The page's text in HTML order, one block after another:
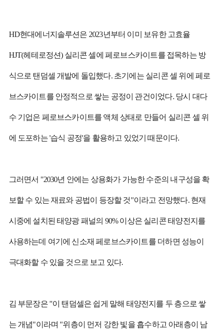
HD현대에너지솔루션은 2023년부터 이미 보유한 고효율
HJT(헤테로정션) 실리콘 셀에 페로브스카이트를 접목하는 방
식으로 탠덤셀 개발에 돌입했다. 초기에는 실리콘 셀 위에 페로
브스카이트를 안정적으로 쌓는 공정이 관건이었다. 당시 대다
수 기업은 페로브스카이트를 액체 상태로 만들어 실리콘 셀 위
에 도포하는 '습식 공정'을 활용하고 있었기 때문이다.
그러면서 "2030년 안에는 상용화가 가능한 수준의 내구성을 확
보할 수 있는 재료와 공법이 등장할 것"이라고 전망했다. 현재
시중에 설치된 태양광 패널의 90% 이상은 실리콘 태양전지를
사용하는데 여기에 신소재 페로브스카이트를 더하면 성능이
극대화할 수 있을 것으로 보고 있다.
김 부문장은 "이 탠덤셀은 쉽게 말해 태양전지를 두 층으로 쌓
는 개념"이라며 "위층이 먼저 강한 빛을 흡수하고 아래층이 남